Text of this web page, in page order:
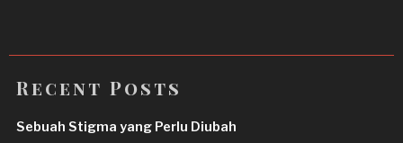
Recent Posts
Sebuah Stigma yang Perlu Diubah